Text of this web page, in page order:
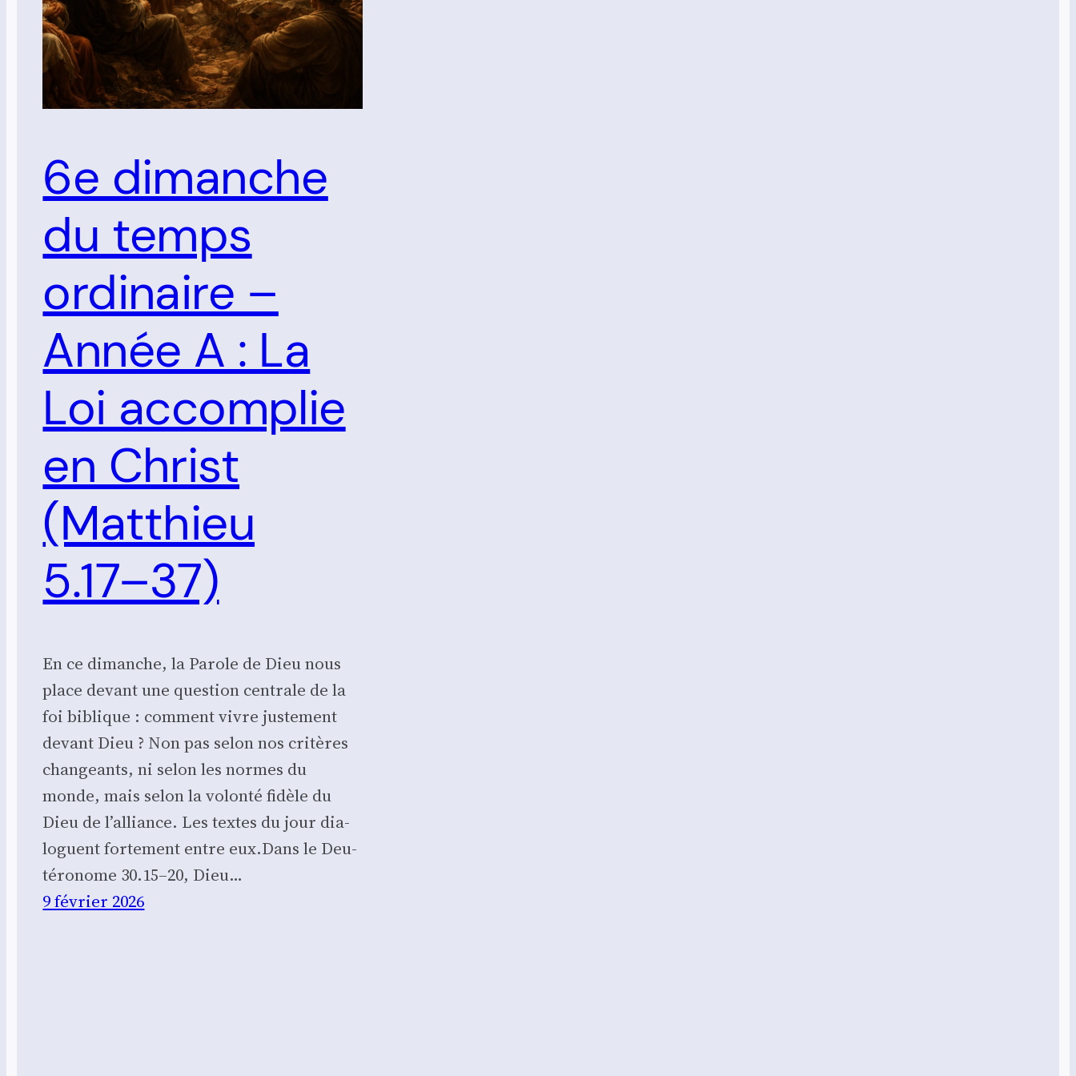
6e dimanche
du temps
ordinaire –
Année A : La
Loi accomplie
en Christ
(Matthieu
5.17–37)
En ce dimanche, la Parole de Dieu nous
place devant une ques­tion cen­trale de la
foi biblique : com­ment vivre jus­te­ment
devant Dieu ? Non pas selon nos cri­tères
chan­geants, ni selon les normes du
monde, mais selon la volon­té fidèle du
Dieu de l’alliance. Les textes du jour dia­
loguent for­te­ment entre eux.Dans le Deu­
té­ro­nome 30.15–20, Dieu…
9 février 2026